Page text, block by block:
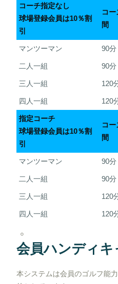
コーチ指定なし
球場登録会員は10％割
引
コ
間
マンツーマン 90分
二人一組 90分
三人一組 120
四人一組 120
指定コーチ
球場登録会員は10％割
引
コ
間
マンツーマン 90分
二人一組 90分
三人一組 120
四人一組 120
会員ハンディキ
本システムは会員のゴルフ能